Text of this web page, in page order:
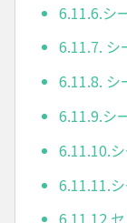
6.11.6.シ
6.11.7. シ
6.11.8. シ
6.11.9.シ
6.11.10.
6.11.11.